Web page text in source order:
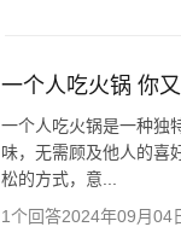
一个人吃火锅 你
一个人吃火锅是一种独
味，无需顾及他人的喜
松的方式，意...
1个回答2024年09月04